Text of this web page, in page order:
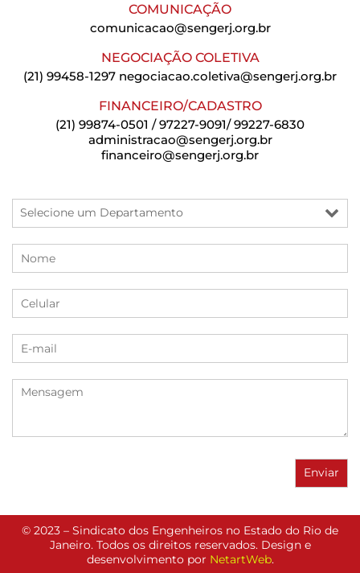
COMUNICAÇÃO
comunicacao@sengerj.org.br
NEGOCIAÇÃO COLETIVA
(21) 99458-1297 negociacao.coletiva@sengerj.org.br
FINANCEIRO/CADASTRO
(21) 99874-0501 / 97227-9091/ 99227-6830
administracao@sengerj.org.br
financeiro@sengerj.org.br
© 2023 – Sindicato dos Engenheiros no Estado do Rio de
Janeiro. Todos os direitos reservados. Design e
desenvolvimento por NetartWeb.